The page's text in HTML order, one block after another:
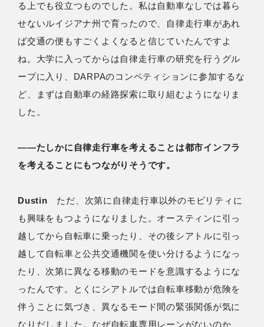
る上でも役立つものでした。私は自動車なしでは暮ら
せないルイジアナ州で育ったので、自律走行車があれ
ば交通の便もすごくよくなると信じていたんですよ
ね。大学に入ってからは自律走行車の研究を行うグル
ープに入り、DARPAのコンペティションに参加するな
ど、まずは自動車の経路探索に取り組むようになりま
した。
――たしかに自律走行車を考えることは都市インフラ
を考えることにもつながりそうです。
Dustin ただ、次第に自律走行車以外のモビリティに
も興味をもつようになりました。オースティンに引っ
越してから自転車に乗ったり、その後シアトルに引っ
越して自転車と公共交通機関を使い分けるようになっ
たり、次第に異なる移動のモードを意識するようにな
ったんです。とくにシアトルでは自転車移動が危険を
伴うことに気づき、異なるモード間の緊張関係が気に
なりだしました。なぜ自転車専用レーンがないのか、